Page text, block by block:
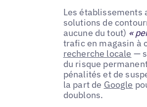
Les établissements
solutions de
aucune du tout) «
trafic en magasin à
recherche locale —
du risque
pénalités et de
la part de Google
doublons.